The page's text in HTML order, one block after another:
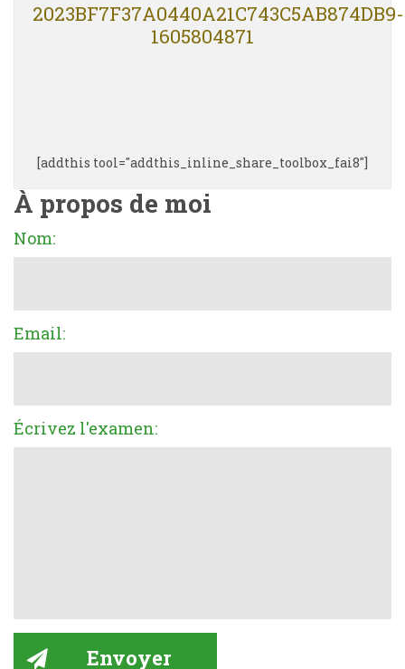
2023BF7F37A0440A21C743C5AB874DB9-
1605804871
[addthis tool="addthis_inline_share_toolbox_fai8"]
À propos de moi
Nom:
Email:
Écrivez l'examen: